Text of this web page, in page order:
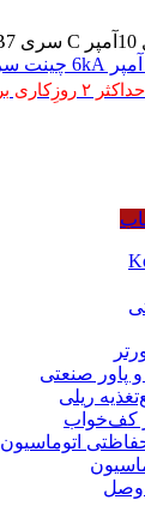
و پاور صنعتی
ریلی
کف‌خواب
اتوماسیون
وصل